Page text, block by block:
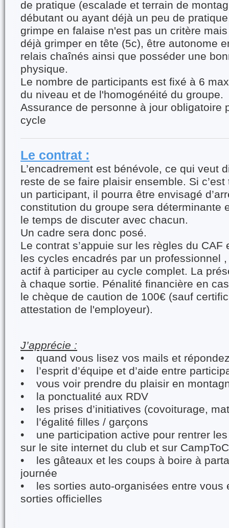
de pratique (escalade et terrain de
débutant ou ayant déjà un peu de
grimpe en falaise n'est pas un critère
déjà grimper en tête (5c), être autonome
relais chaînés ainsi que posséder une
physique.
Le nombre de participants est fixé à 6
du niveau et de l'homogénéité du groupe.
Assurance de personne à jour obligatoire
cycle
Le contrat :
L’encadrement est bénévole, ce qui veut
reste de se faire plaisir ensemble. Si
un participant, il pourra être envisagé
constitution du groupe sera déterminante
le temps de discuter avec chacun.
Un cadre sera donc posé.
Le contrat s’appuie sur les règles du CAF
les cycles encadrés par un professionnel
actif à participer au cycle complet. La
à chaque sortie. Pénalité financière en
le chèque de caution de 100€ (sauf
attestation de l'employeur).
J’apprécie :
• quand vous lisez vos mails et
• l’esprit d’équipe et d’aide entre
• vous voir prendre du plaisir en
• la ponctualité aux RDV
• les prises d’initiatives (covoiturage,
• l’égalité filles / garçons
• une participation active pour rentrer
sur le site internet du club et sur
• les gâteaux et les coups à boire à
journée
• les sorties auto-organisées entre vous
sorties officielles